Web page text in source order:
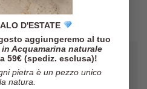
D'ESTATE
aggiungeremo al tuo
Acquamarina naturale
59€ (spediz. esclusa)!
pietra è un pezzo unico
natura.